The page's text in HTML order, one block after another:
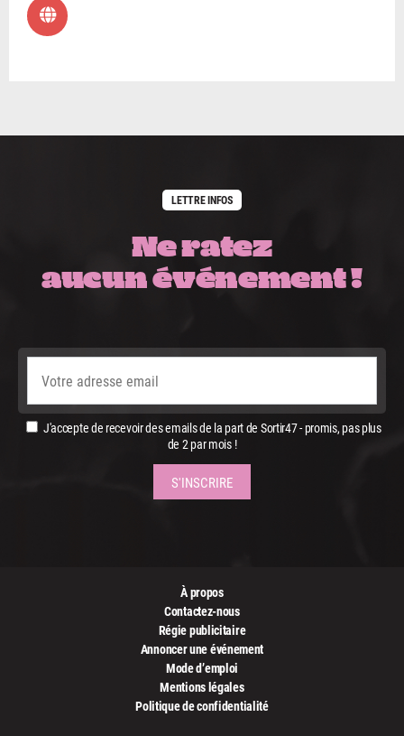
LETTRE INFOS
Ne ratez
aucun événement !
J'accepte de recevoir des emails de la part de Sortir47 - promis, pas plus
de 2 par mois !
À propos
Contactez-nous
Régie publicitaire
Annoncer une événement
Mode d’emploi
Mentions légales
Politique de confidentialité